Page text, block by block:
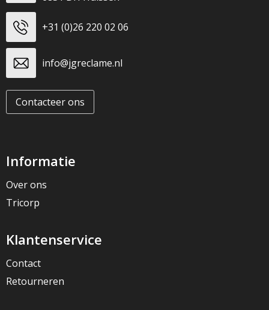
+31 (0)26 220 02 06
info@jgreclame.nl
Contacteer ons
Informatie
Over ons
Tricorp
Klantenservice
Contact
Retourneren